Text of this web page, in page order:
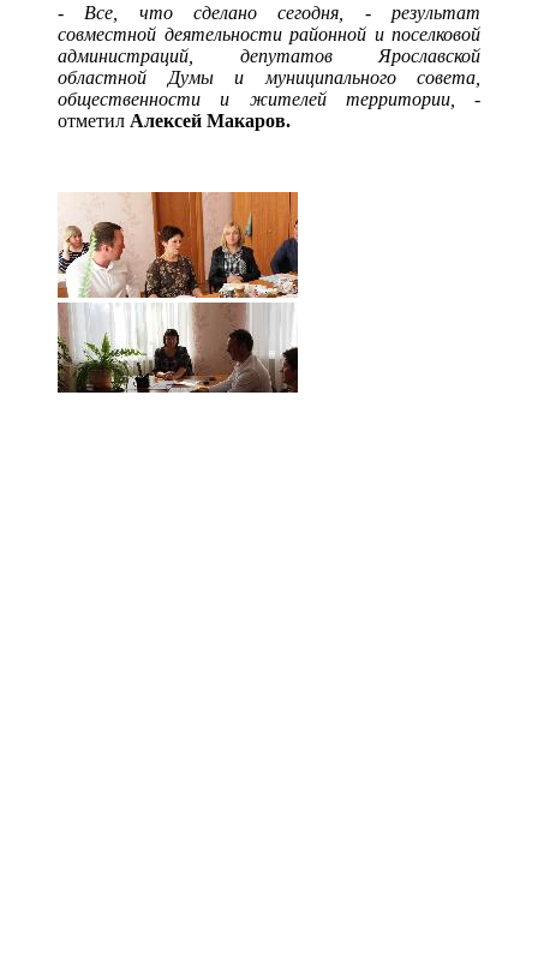
- Все, что сделано сегодня, - результат
совместной деятельности районной и поселковой
администраций, депутатов Ярославской
областной Думы и муниципального совета,
общественности и жителей территории,
-
отметил Алексей Макаров.